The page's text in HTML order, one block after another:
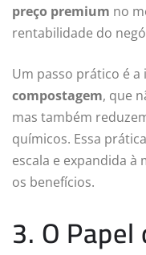
preço premium no
rentabilidade do
Um passo prático é
compostagem, que
mas também
químicos. Essa
escala e expandida
os benefícios.
3. O